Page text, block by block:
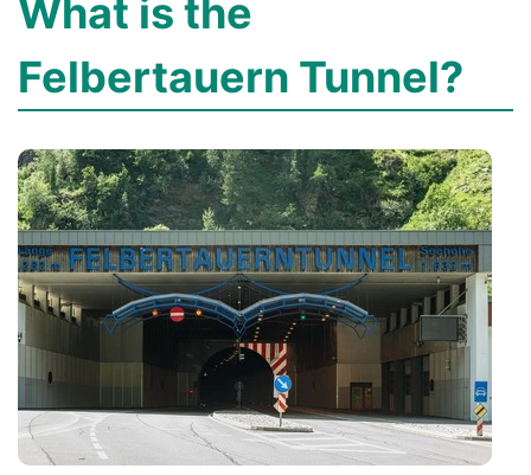
What is the
Felbertauern Tunnel?